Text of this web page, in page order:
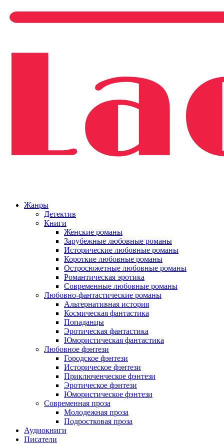
Жанры
Детектив
Книги
Женские романы
Зарубежные любовные романы
Исторические любовные романы
Короткие любовные романы
Остросюжетные любовные романы
Романтическая эротика
Современные любовные романы
Любовно-фантастические романы
Альтернативная история
Космическая фантастика
Попаданцы
Эротическая фантастика
Юмористическая фантастика
Любовное фэнтези
Городское фэнтези
Историческое фэнтези
Приключенческое фэнтези
Эротическое фэнтези
Юмористическое фэнтези
Современная проза
Молодежная проза
Подростковая проза
Аудиокниги
Писатели